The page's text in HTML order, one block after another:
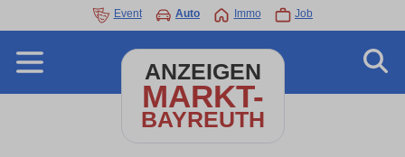
Event Auto Immo Job
ANZEIGEN
MARKT-
BAYREUTH